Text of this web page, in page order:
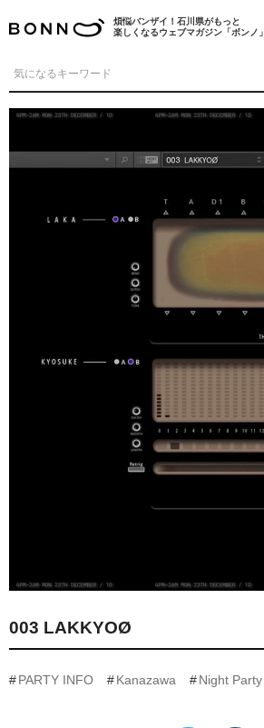
煩悩バンザイ！石川県がもっと
楽しくなるウェブマガジン「ボンノ」
003 LAKKYOØ
PARTY INFO Kanazawa Night Party